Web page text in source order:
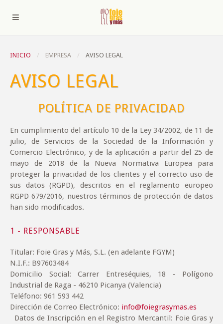
INICIO EMPRESA AVISO LEGAL
AVISO LEGAL
POLÍTICA DE PRIVACIDAD
En cumplimiento del artículo 10 de la Ley 34/2002, de 11 de
julio, de Servicios de la Sociedad de la Información y
Comercio Electrónico, y de la aplicación a partir del 25 de
mayo de 2018 de la Nueva Normativa Europea para
proteger la privacidad de los clientes y el correcto uso de
sus datos (RGPD), descritos en el reglamento europeo
RGPD 679/2016, nuestros términos de protección de datos
han sido modificados.
1 - RESPONSABLE
Titular: Foie Gras y Más, S.L. (en adelante FGYM)
N.I.F.: B97603484
Domicilio Social: Carrer Entreséquies, 18 - Polígono
Industrial de Raga - 46210 Picanya (Valencia)
Teléfono: 961 593 442
Dirección de Correo Electrónico: info@foiegrasymas.es
Datos de Inscripción en el Registro Mercantil: Foie Gras y